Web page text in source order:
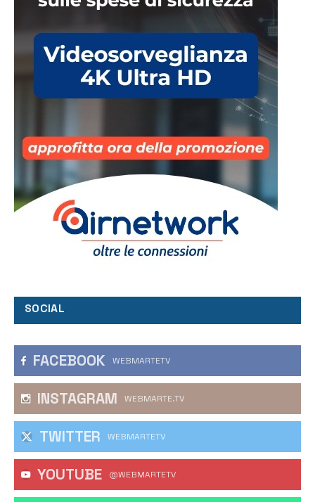
SOCIAL
FACEBOOK WEBMARTETV
INSTAGRAM WEBMARTE.TV
TWITTER WEBMARTETV
YOUTUBE @WEBMARTETV